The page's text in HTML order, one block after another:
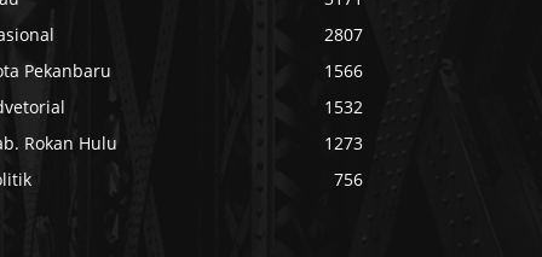
2807
Pekanbaru
1566
1532
Rokan Hulu
1273
756